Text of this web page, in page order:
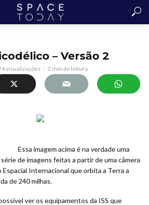
– Versão 2
visualizações 2 min de leitura
Essa imagem acima é na verdade uma
de imagens feitas a partir de uma câmera
Espacial Internacional que orbita a Terra a
de 240 milhas.
ver os equipamentos da ISS que